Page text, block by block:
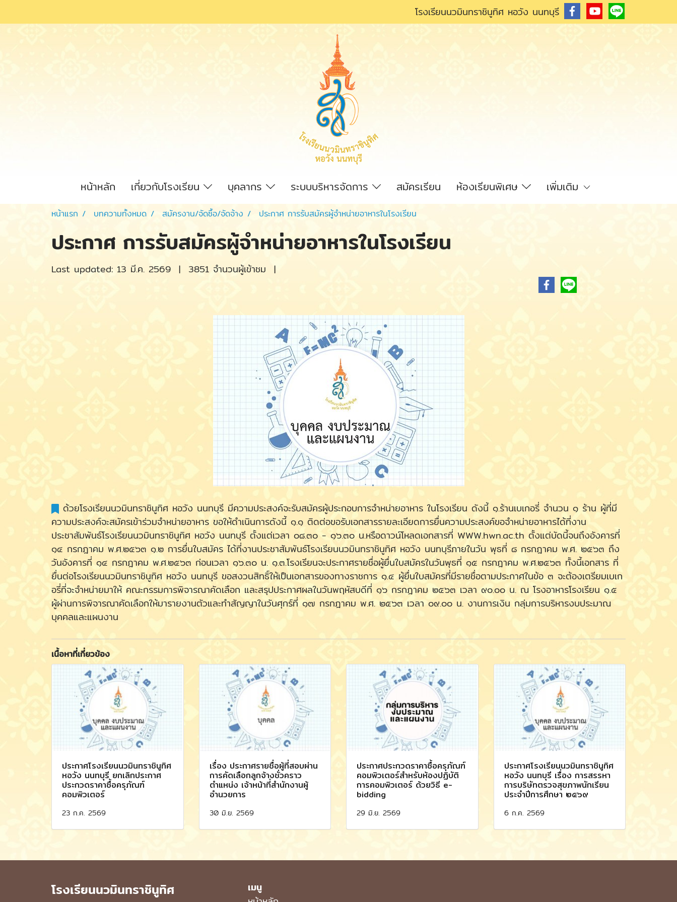
โรงเรียนนวมินทราชินูทิศ หอวัง นนทบุรี
หน้าหลัก เกี่ยวกับโรงเรียน บุคลากร ระบบบริหารจัดการ สมัครเรียน ห้องเรียนพิเศษ เพิ่มเติม
หน้าแรก บทความทั้งหมด สมัครงาน/จัดซื้อ/จัดจ้าง ประกาศ การรับสมัครผู้จำหน่ายอาหารในโรงเรียน
ประกาศ การรับสมัครผู้จำหน่ายอาหารในโรงเรียน
Last updated: 13 มี.ค. 2569 | 3851 จำนวนผู้เข้าชม |
ด้วยโรงเรียนนวมินทราชินูทิศ หอวัง นนทบุรี มีความประสงค์จะรับสมัครผู้ประกอบการจำหน่ายอาหาร ในโรงเรียน ดังนี้ ๑.ร้านเบเกอรี่ จำนวน ๑ ร้าน ผู้ที่มี
ความประสงค์จะสมัครเข้าร่วมจำหน่ายอาหาร ขอให้ดำเนินการดังนี้ ๑.๑ ติดต่อขอรับเอกสารรายละเอียดการยื่นความประสงค์ขอจำหน่ายอาหารได้ที่งาน
ประชาสัมพันธ์โรงเรียนนวมินทราชินูทิศ หอวัง นนทบุรี ตั้งแต่เวลา ๐๘.๓๐ - ๑๖.๓๐ น.หรือดาวน์โหลดเอกสารที่ WWW.hwn.ac.th ตั้งแต่บัดนี้จนถึงอังคารที่
๑๔ กรกฎาคม พ.ศ.๒๕๖๓ ๑.๒ การยื่นใบสมัคร ได้ที่งานประชาสัมพันธ์โรงเรียนนวมินทราชินูทิศ หอวัง นนทบุรีภายในวัน พุธที่ ๘ กรกฎาคม พ.ศ. ๒๕๖๓ ถึง
วันอังคารที่ ๑๔ กรกฎาคม พ.ศ.๒๕๖๓ ก่อนเวลา ๑๖.๓๐ น. ๑.๓.โรงเรียนจะประกาศรายชื่อผู้ยื่นใบสมัครในวันพุธที่ ๑๕ กรกฎาคม พ.ศ.๒๕๖๓ ทั้งนี้เอกสาร ที่
ยื่นต่อโรงเรียนนวมินทราชินูทิศ หอวัง นนทบุรี ขอสงวนสิทธิ์ให้เป็นเอกสารของทางราชการ ๑.๔ ผู้ยื่นใบสมัครที่มีรายชื่อตามประกาศในข้อ ๓ จะต้องเตรียมเบเก
อรี่ที่จะจำหน่ายมาให้ คณะกรรมการพิจารณาคัดเลือก และสรุปประกาศผลในวันพฤหัสบดีที่ ๑๖ กรกฎาคม ๒๕๖๓ เวลา ๙๐.๐๐ น. ณ โรงอาหารโรงเรียน ๑.๕
ผู้ผ่านการพิจารณาคัดเลือกให้มารายงานตัวและทำสัญญาในวันศุกร์ที่ ๑๗ กรกฎาคม พ.ศ. ๒๕๖๓ เวลา ๐๙.๐๐ น. งานการเงิน กลุ่มการบริหารงบประมาณ
บุคคลและแผนงาน
เนื้อหาที่เกี่ยวข้อง
ประกาศโรงเรียนนวมินทราชินูทิศ
หอวัง นนทบุรี ยกเลิกประกาศ
ประกวดราคาซื้อครุภัณฑ์
คอมพิวเตอร์
23 ก.ค. 2569
เรื่อง ประกาศรายชื่อผู้ที่สอบผ่าน
การคัดเลือกลูกจ้างชั่วคราว
ตำแหน่ง เจ้าหน้าที่สำนักงานผู้
อำนวยการ
30 มิ.ย. 2569
ประกาศประกวดราคาซื้อครุภัณฑ์
คอมพิวเตอร์สำหรับห้องปฏิบัติ
การคอมพิวเตอร์ ด้วยวิธี e-
bidding
29 มิ.ย. 2569
ประกาศโรงเรียนนวมินทราชินูทิศ
หอวัง นนทบุรี เรื่อง การสรรหา
การบริษัทตรวจสุขภาพนักเรียน
ประจำปีการศึกษา ๒๕๖๙
6 ก.ค. 2569
โรงเรียนนวมินทราชินูทิศ
เมนู